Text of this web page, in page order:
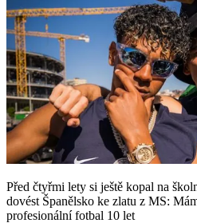
Před čtyřmi lety si ještě kopal na
dovést Španělsko ke zlatu z MS:
profesionální fotbal 10 let